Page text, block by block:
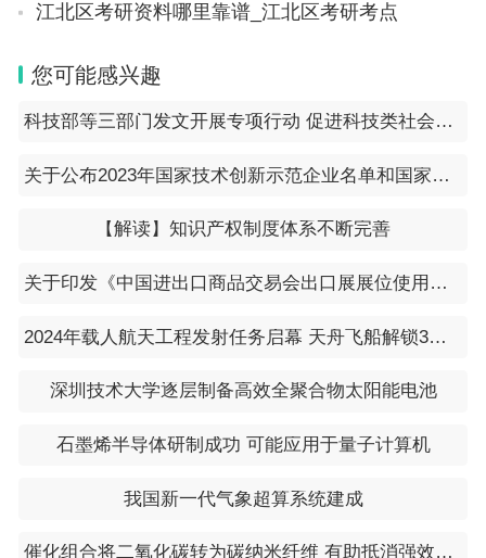
江北区考研资料哪里靠谱_江北区考研考点
您可能感兴趣
科技部等三部门发文开展专项行动 促进科技类社会团体发挥学术自律自净作用
关于公布2023年国家技术创新示范企业名单和国家技术创新示范企业复核评价结果的通知（工信部科函〔2024〕7号）
【解读】知识产权制度体系不断完善
关于印发《中国进出口商品交易会出口展展位使用管理规定》的通知（会字〔2023〕55号）
2024年载人航天工程发射任务启幕 天舟飞船解锁3小时“速运”模式
深圳技术大学逐层制备高效全聚合物太阳能电池
石墨烯半导体研制成功 可能应用于量子计算机
我国新一代气象超算系统建成
催化组合将二氧化碳转为碳纳米纤维 有助抵消强效温室气体排放